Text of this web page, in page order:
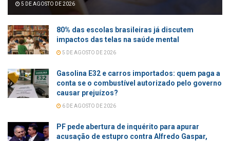
5 DE AGOSTO DE 2026
80% das escolas brasileiras já discutem
impactos das telas na saúde mental
5 DE AGOSTO DE 2026
Gasolina E32 e carros importados: quem paga a
conta se o combustível autorizado pelo governo
causar prejuízos?
6 DE AGOSTO DE 2026
PF pede abertura de inquérito para apurar
acusação de estupro contra Alfredo Gaspar,